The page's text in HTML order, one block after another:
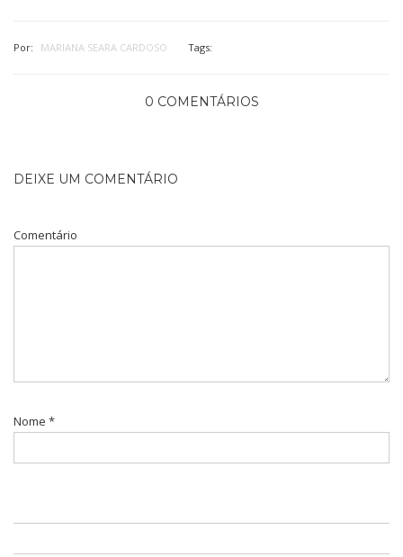
Por: MARIANA SEARA CARDOSO Tags:
0 COMENTÁRIOS
DEIXE UM COMENTÁRIO
Comentário
Nome *